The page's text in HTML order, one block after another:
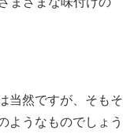
当然ですが、そもそ
ようなものでしょう